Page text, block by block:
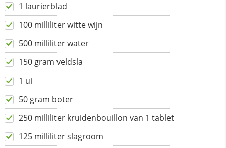
1 laurierblad
100 milliliter witte wijn
500 milliliter water
150 gram veldsla
1 ui
50 gram boter
250 milliliter kruidenbouillon van 1 tablet
125 milliliter slagroom